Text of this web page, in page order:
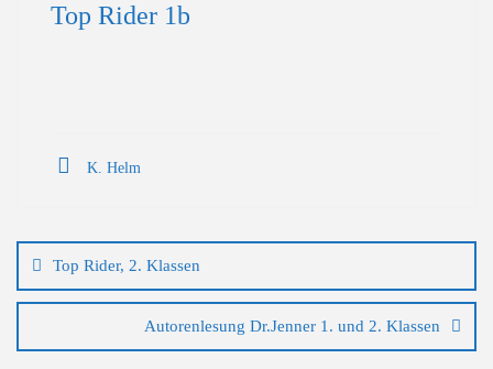
Top Rider 1b
K. Helm
Top Rider, 2. Klassen
Autorenlesung Dr.Jenner 1. und 2. Klassen